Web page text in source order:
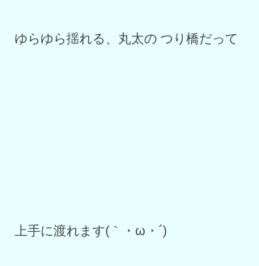
ゆらゆら揺れる、丸太の つり橋だって
上手に渡れます(｀・ω・´)